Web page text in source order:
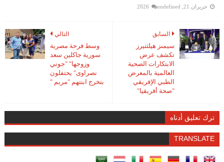
حزيران 21, 2026 undefined
التالي
وسط فرحة مصرية
سورية جاكلين سعد
وزوجها" "جوني
نصراوى" يحتفلون
بتخرج ابنتهم "مريم "
السابق
سيمنز هيلثنيرز
تكشف عرض
الابتكارات الصحية
العالمية بالمعرض
الطبي الإفريقي
"صحة أفريقيا"
ترك تعليق أدناه
TRANSLATE